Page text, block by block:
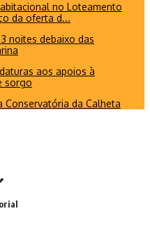
no Loteamento
da oferta d...
noites debaixo das
aos apoios à
sorgo
Conservatória da Calheta